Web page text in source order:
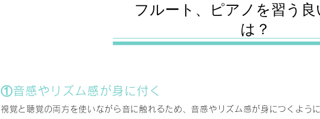
フルート、ピアノを習う良
は？
①音感やリズム感が身に付く
視覚と聴覚の両方を使いながら音に触れるため、音感やリズム感が身につくように